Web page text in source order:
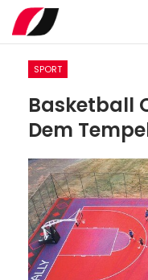
SPORT
Basketball
Dem